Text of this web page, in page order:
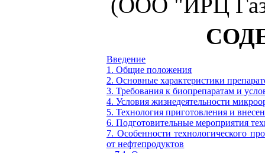
(ООО "ИРЦ
Введение
1. Общие положения
2. Основные характеристики
3. Требования к биопрепаратам и
4. Условия жизнедеятельности
5. Технология приготовления и
6. Подготовительные мероприятия
7. Особенности технологического
от нефтепродуктов